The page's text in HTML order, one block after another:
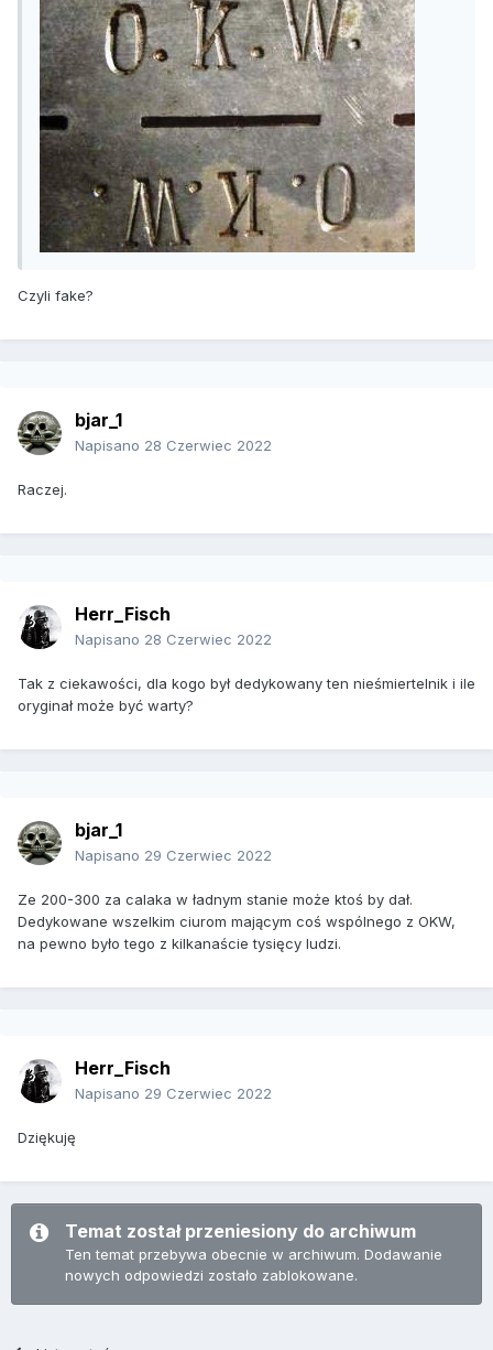
Czyli fake?
bjar_1
Napisano 28 Czerwiec 2022
Raczej.
Herr_Fisch
Napisano 28 Czerwiec 2022
Tak z ciekawości, dla kogo był dedykowany ten nieśmiertelnik i ile
oryginał może być warty?
bjar_1
Napisano 29 Czerwiec 2022
Ze 200-300 za calaka w ładnym stanie może ktoś by dał.
Dedykowane wszelkim ciurom mającym coś wspólnego z OKW,
na pewno było tego z kilkanaście tysięcy ludzi.
Herr_Fisch
Napisano 29 Czerwiec 2022
Dziękuję
Temat został przeniesiony do archiwum
Ten temat przebywa obecnie w archiwum. Dodawanie
nowych odpowiedzi zostało zablokowane.